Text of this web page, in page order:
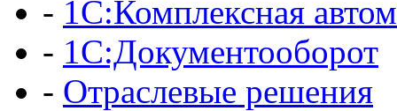
- 1С:Комплексная
- 1С:Документооборот
- Отраслевые решения